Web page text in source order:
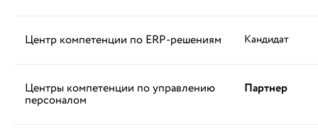
Центр компетенции по ERP-решениям Кандидат
Центры компетенции по управлению
персоналом
Партнер